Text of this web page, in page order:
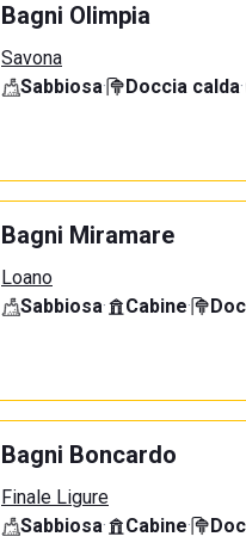
Bagni Olimpia
Savona
Sabbiosa· Doccia calda·
Bagni Miramare
Loano
Sabbiosa· Cabine·
Bagni Boncardo
Finale Ligure
Sabbiosa· Cabine·